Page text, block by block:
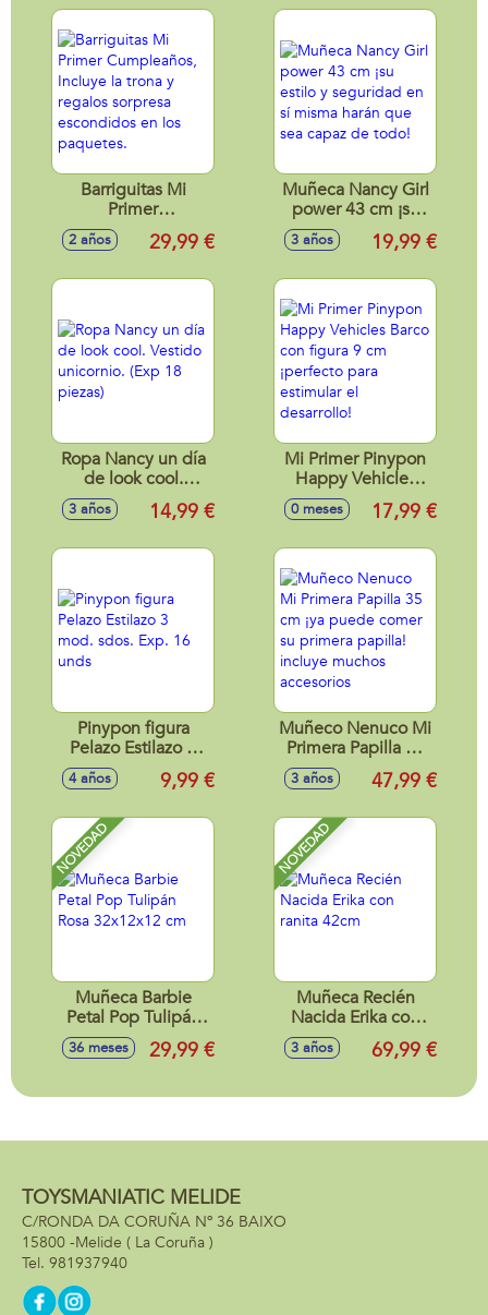
Barriguitas Mi
Primer
Cumpleaños,
Incluye la trona y
2 años 29,99 €
Muñeca Nancy Girl
power 43 cm ¡su
estilo y seguridad
en sí misma harán
3 años 19,99 €
Ropa Nancy un día
de look cool.
Vestido unicornio.
(Exp 18 piezas)
3 años 14,99 €
Mi Primer Pinypon
Happy Vehicles
Barco con figura 9
cm ¡perfecto para
0 meses 17,99 €
Pinypon figura
Pelazo Estilazo 3
mod. sdos. Exp. 16
unds
4 años 9,99 €
Muñeco Nenuco Mi
Primera Papilla 35
cm ¡ya puede
comer su primera
muchos accesorios
3 años 47,99 €
NOVEDAD
Muñeca Barbie
Petal Pop Tulipán
Rosa 32x12x12 cm
36 meses 29,99 €
NOVEDAD
Muñeca Recién
Nacida Erika con
ranita 42cm
3 años 69,99 €
TOYSMANIATIC MELIDE
C/RONDA DA CORUÑA Nº 36 BAIXO
15800 -Melide ( La Coruña )
981937940